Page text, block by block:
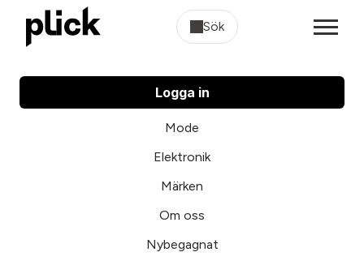
Sök
Logga in
Mode
Elektronik
Märken
Om oss
Nybegagnat